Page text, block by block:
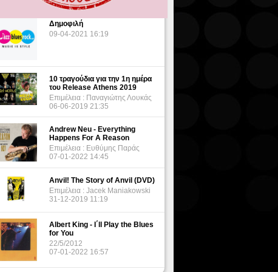
Δημοφιλή
09-04-2021 16:19
10 τραγούδια για την 1η ημέρα
του Release Athens 2019
Επιμέλεια : Παναγιώτης Λουκάς
06-06-2019 21:35
Andrew Neu - Everything
Happens For A Reason
Επιμέλεια : Ευθύμης Παράς
07-01-2022 14:45
Anvil! The Story of Anvil (DVD)
Επιμέλεια : Jacek Maniakowski
31-12-2019 11:19
Albert King - I΄ll Play the Blues
for You
22/5/2012
07-01-2022 16:57